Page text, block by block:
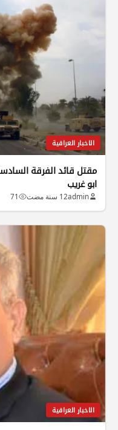
الاخبار العراقية
مقتل قائد الفرقة
ابو غريب
admin12 سنة مضت 71
الاخبار العراقية